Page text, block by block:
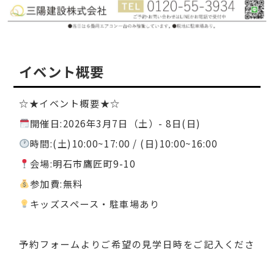
イベント概要
☆★イベント概要★☆
開催日:2026年3月7日（土）- 8日(日)
時間:(土)10:00~17:00 / (日)10:00~16:00
会場:明石市鷹匠町9-10
参加費:無料
キッズスペース・駐車場あり
予約フォームよりご希望の見学日時をご記入くださ